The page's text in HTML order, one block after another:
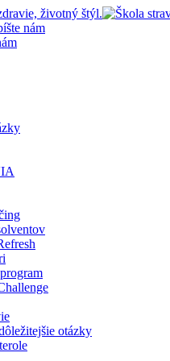
nám
otázky